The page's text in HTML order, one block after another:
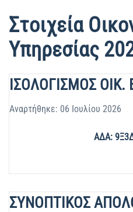
Στοιχεία
Υπηρεσίας
ΙΣΟΛΟΓΙΣΜΟΣ ΟΙΚ.
Αναρτήθηκε: 06 Ιουλίου 2026
ΑΔΑ:
ΣΥΝΟΠΤΙΚΟΣ